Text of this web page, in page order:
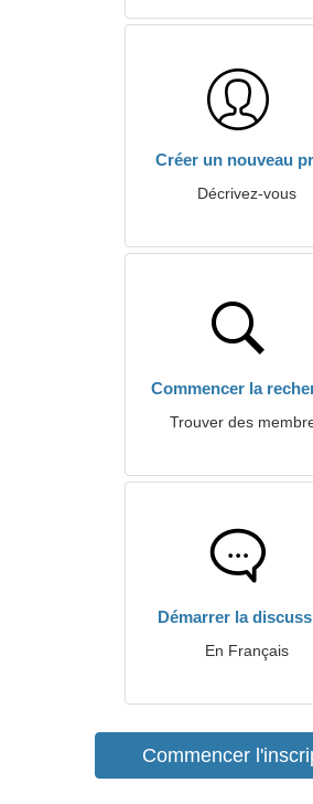
Créer un nouveau
Décrivez-vous
Commencer la
Trouver des
Démarrer la
En Français
Commencer